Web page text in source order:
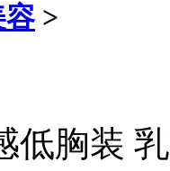
容>
低胸装